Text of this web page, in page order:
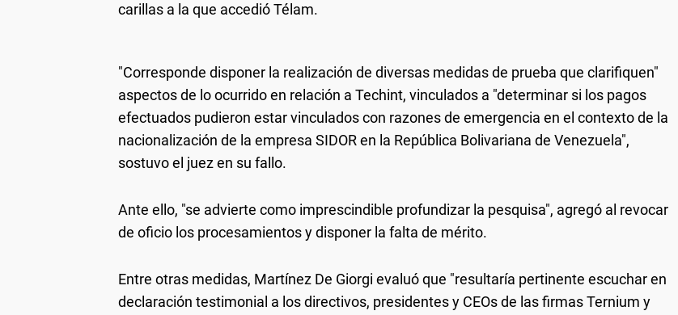
carillas a la que accedió Télam.
"Corresponde disponer la realización de diversas medidas de prueba que clarifiquen"
aspectos de lo ocurrido en relación a Techint, vinculados a "determinar si los pagos
efectuados pudieron estar vinculados con razones de emergencia en el contexto de la
nacionalización de la empresa SIDOR en la República Bolivariana de Venezuela",
sostuvo el juez en su fallo.
Ante ello, "se advierte como imprescindible profundizar la pesquisa", agregó al revocar
de oficio los procesamientos y disponer la falta de mérito.
Entre otras medidas, Martínez De Giorgi evaluó que "resultaría pertinente escuchar en
declaración testimonial a los directivos, presidentes y CEOs de las firmas Ternium y